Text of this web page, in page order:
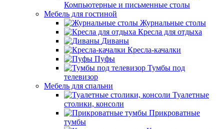
Компьютерные и письменные столы
Мебель для гостиной
Журнальные столы
Кресла для отдыха
Диваны
Кресла-качалки
Пуфы
Тумбы под
телевизор
Мебель для спальни
Туалетные
столики, консоли
Прикроватные
тумбы